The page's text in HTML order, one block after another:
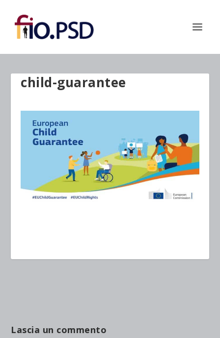
child-guarantee
Lascia un commento